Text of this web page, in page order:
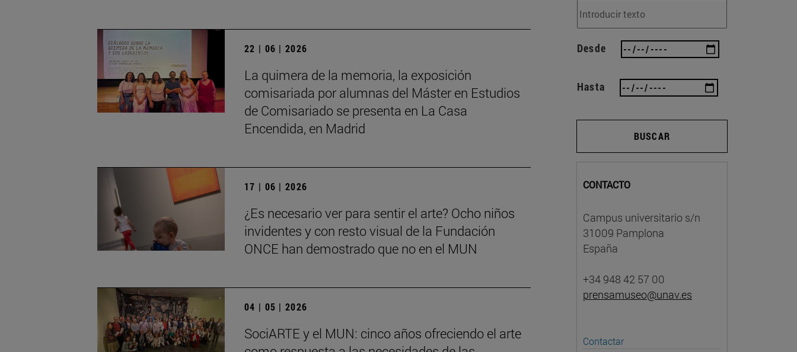
22 | 06 | 2026
La quimera de la memoria, la exposición
comisariada por alumnas del Máster en Estudios
de Comisariado se presenta en La Casa
Encendida, en Madrid
17 | 06 | 2026
¿Es necesario ver para sentir el arte? Ocho niños
invidentes y con resto visual de la Fundación
ONCE han demostrado que no en el MUN
04 | 05 | 2026
SociARTE y el MUN: cinco años ofreciendo el arte
Desde
Hasta
BUSCAR
CONTACTO
Campus universitario s/n
31009 Pamplona
España
+34 948 42 57 00
prensamuseo@unav.es
Contactar